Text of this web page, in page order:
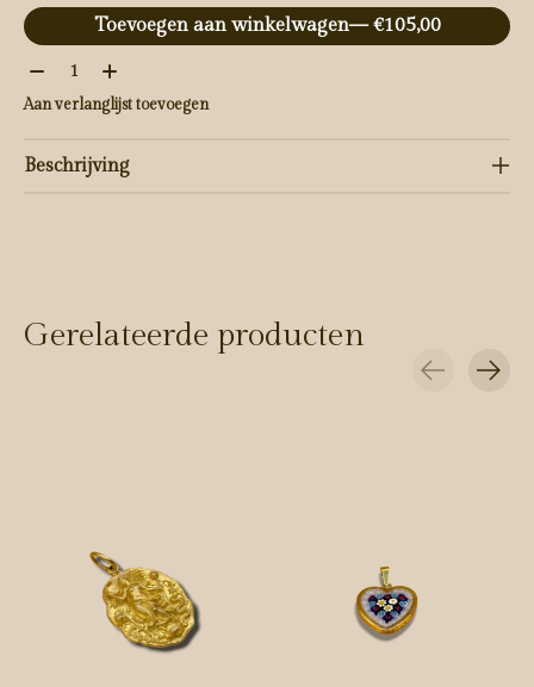
Toevoegen aan winkelwagen
— €105,00
Aantal:
Aan verlanglijst toevoegen
Beschrijving
Gerelateerde producten